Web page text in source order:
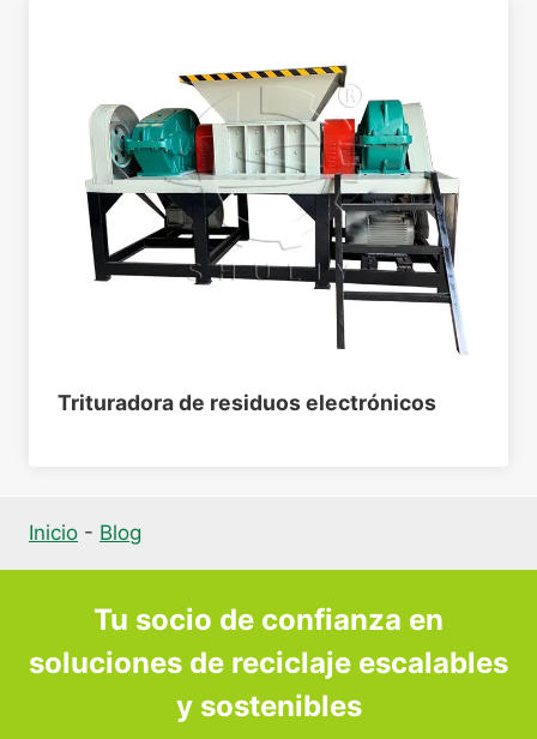
Trituradora de residuos electrónicos
Inicio - Blog
Tu socio de confianza en
soluciones de reciclaje escalables
y sostenibles